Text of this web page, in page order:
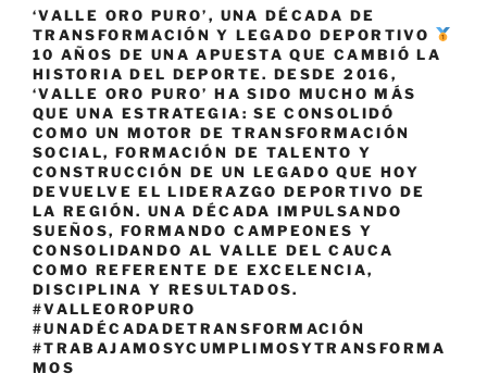
‘VALLE ORO PURO’, UNA DÉCADA DE
TRANSFORMACIÓN Y LEGADO DEPORTIVO
10 AÑOS DE UNA APUESTA QUE CAMBIÓ LA
HISTORIA DEL DEPORTE. DESDE 2016,
‘VALLE ORO PURO’ HA SIDO MUCHO MÁS
QUE UNA ESTRATEGIA: SE CONSOLIDÓ
COMO UN MOTOR DE TRANSFORMACIÓN
SOCIAL, FORMACIÓN DE TALENTO Y
CONSTRUCCIÓN DE UN LEGADO QUE HOY
DEVUELVE EL LIDERAZGO DEPORTIVO DE
LA REGIÓN. UNA DÉCADA IMPULSANDO
SUEÑOS, FORMANDO CAMPEONES Y
CONSOLIDANDO AL VALLE DEL CAUCA
COMO REFERENTE DE EXCELENCIA,
DISCIPLINA Y RESULTADOS.
#VALLEOROPURO
#UNADÉCADADETRANSFORMACIÓN
#TRABAJAMOSYCUMPLIMOSYTRANSFORMA
MOS